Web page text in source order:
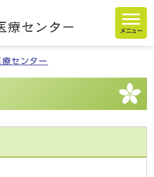
メニュー
センター